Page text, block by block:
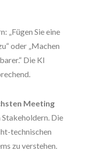
„Fügen Sie eine
oder „Machen
Die KI
Meeting
Stakeholdern. Die
technischen
zu verstehen.